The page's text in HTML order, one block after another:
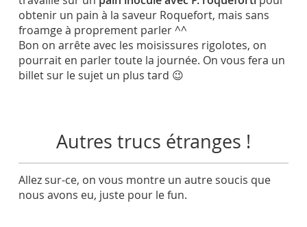
obtenir un pain à la saveur Roquefort, mais sans
froamge à proprement parler ^^
Bon on arrête avec les moisissures rigolotes, on
pourrait en parler toute la journée. On vous fera un
billet sur le sujet un plus tard 😉
Autres trucs étranges !
Allez sur-ce, on vous montre un autre soucis que
nous avons eu, juste pour le fun.